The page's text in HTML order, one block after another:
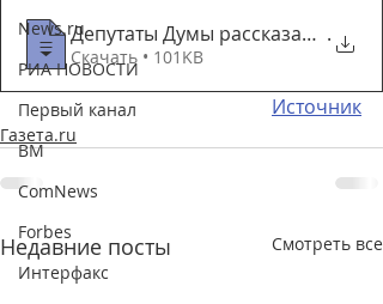
News.ru
РИА НОВОСТИ
Первый канал
ВМ
ComNews
Forbes
Интерфакс
Депутаты Думы рассказали о
.
Скачать • 101KB
Источник
Газета.ru
Недавние посты Смотреть все